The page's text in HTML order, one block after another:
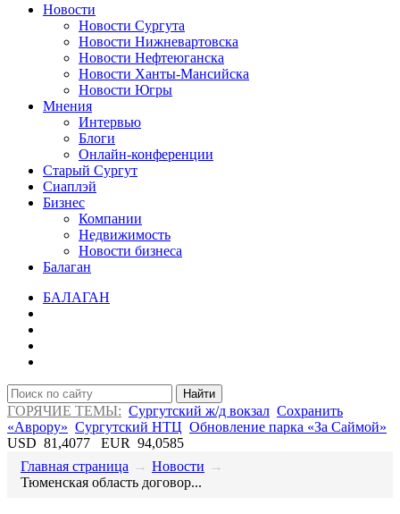
Новости
Новости Сургута
Новости Нижневартовска
Новости Нефтеюганска
Новости Ханты-Мансийска
Новости Югры
Мнения
Интервью
Блоги
Онлайн-конференции
Старый Сургут
Сиаплэй
Бизнес
Компании
Недвижимость
Новости бизнеса
Балаган
БАЛАГАН
Найти
ГОРЯЧИЕ ТЕМЫ: Сургутский ж/д вокзал Сохранить
«Аврору» Сургутский НТЦ Обновление парка «За Саймой»
USD 81,4077 EUR 94,0585
Главная страница → Новости →
​Тюменская область договор...